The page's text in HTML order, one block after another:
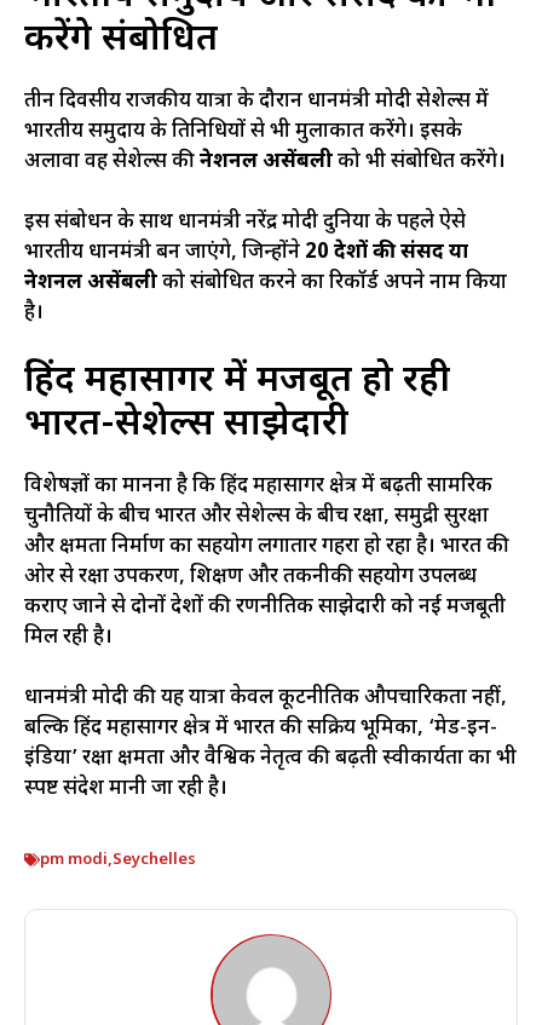
करेंगे संबोधित
तीन दिवसीय राजकीय यात्रा के दौरान प्रधानमंत्री मोदी सेशेल्स में
भारतीय समुदाय के प्रतिनिधियों से भी मुलाकात करेंगे। इसके
अलावा वह सेशेल्स कीनेशनल असेंबलीको भी संबोधित करेंगे।
इस संबोधन के साथ प्रधानमंत्री नरेंद्र मोदी दुनिया के पहले ऐसे
भारतीय प्रधानमंत्री बन जाएंगे, जिन्होंने 20 देशों की संसद या
नेशनल असेंबलीको संबोधित करने का रिकॉर्ड अपने नाम किया
है।
हिंद महासागर में मजबूत हो रही
भारत-सेशेल्स साझेदारी
विशेषज्ञों का मानना है कि हिंद महासागर क्षेत्र में बढ़ती सामरिक
चुनौतियों के बीच भारत और सेशेल्स के बीच रक्षा, समुद्री सुरक्षा
और क्षमता निर्माण का सहयोग लगातार गहरा हो रहा है। भारत की
ओर से रक्षा उपकरण, प्रशिक्षण और तकनीकी सहयोग उपलब्ध
कराए जाने से दोनों देशों की रणनीतिक साझेदारी को नई मजबूती
मिल रही है।
प्रधानमंत्री मोदी की यह यात्रा केवल कूटनीतिक औपचारिकता नहीं,
बल्कि हिंद महासागर क्षेत्र में भारत की सक्रिय भूमिका, ‘मेड-इन-
इंडिया’ रक्षा क्षमता और वैश्विक नेतृत्व की बढ़ती स्वीकार्यता का भी
स्पष्ट संदेश मानी जा रही है।
pm modi,Seychelles